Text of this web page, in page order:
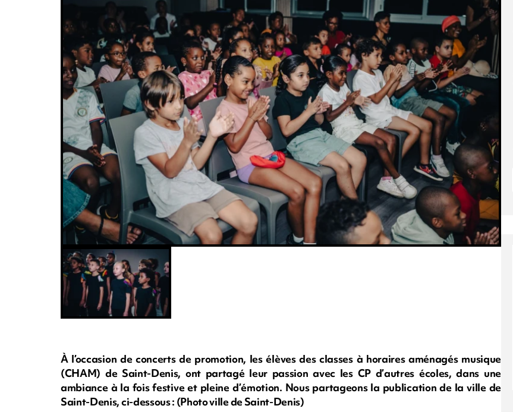
À l’occasion de concerts de promotion, les élèves des classes à horaires aménagés musique
(CHAM) de Saint-Denis, ont partagé leur passion avec les CP d’autres écoles, dans une
ambiance à la fois festive et pleine d’émotion. Nous partageons la publication de la ville de
Saint-Denis, ci-dessous : (Photo ville de Saint-Denis)